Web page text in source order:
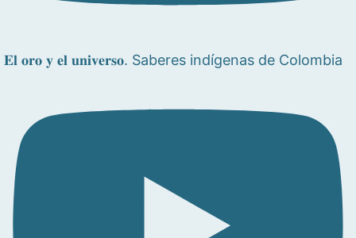
𝐄𝐥 𝐨𝐫𝐨 𝐲 𝐞𝐥 𝐮𝐧𝐢𝐯𝐞𝐫𝐬𝐨. Saberes indígenas de Colombia